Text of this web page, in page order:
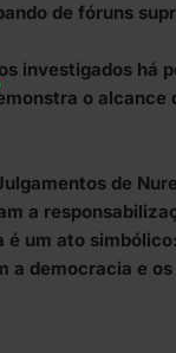
de fóruns
investigados há
o
de
a
é um ato
a democracia e